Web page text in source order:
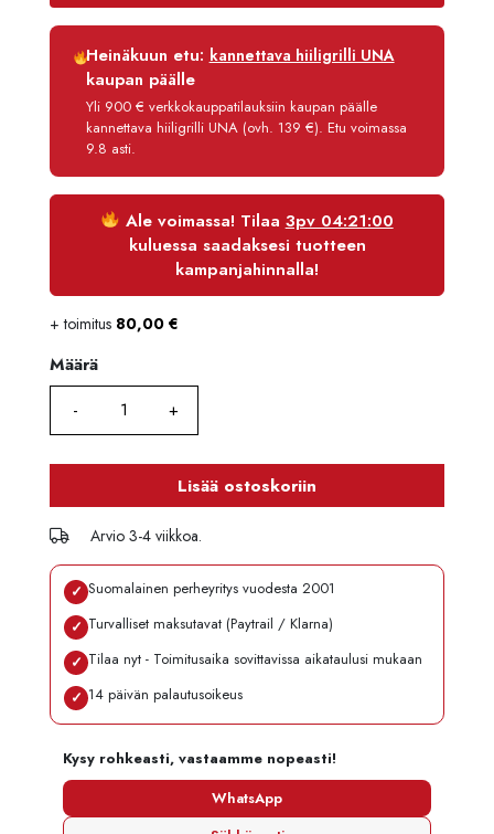
Luottoaika
12 kk
Korko
Käsittelymaksu
3,90 €/kk
Maksettava yhteensä
3 172,21 €
Heinäkuun etu: kannettava hiiligrilli UNA
kaupan päälle
Yli 900 € verkkokauppatilauksiin kaupan päälle
kannettava hiiligrilli UNA (ovh. 139 €). Etu voimassa
9.8 asti.
Ale voimassa! Tilaa 3pv 04:21:00
kuluessa saadaksesi tuotteen
kampanjahinnalla!
+ toimitus 80,00 €
Määrä
Määrä
Lisää ostoskoriin
Arvio 3-4 viikkoa.
✓ Suomalainen perheyritys vuodesta 2001
✓ Turvalliset maksutavat (Paytrail / Klarna)
✓ Tilaa nyt - Toimitusaika sovittavissa aikataulusi mukaan
✓ 14 päivän palautusoikeus
Kysy rohkeasti, vastaamme nopeasti!
WhatsApp